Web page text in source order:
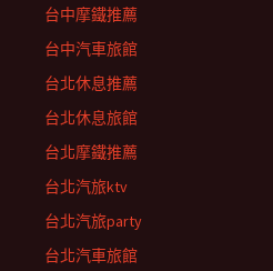
台中摩鐵推薦
台中汽車旅館
台北休息推薦
台北休息旅館
台北摩鐵推薦
台北汽旅ktv
台北汽旅party
台北汽車旅館